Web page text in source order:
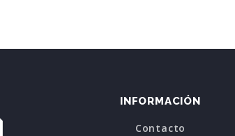
INFORMACIÓN
Contacto